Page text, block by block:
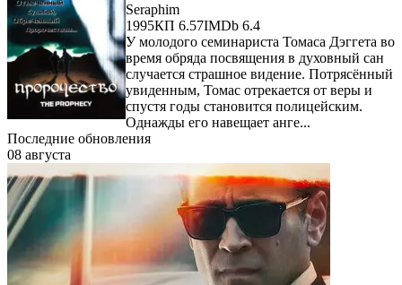
Seraphim
1995КП 6.57IMDb 6.4
У молодого семинариста Томаса Дэггета во
время обряда посвящения в духовный сан
случается страшное видение. Потрясённый
увиденным, Томас отрекается от веры и
спустя годы становится полицейским.
Однажды его навещает анге...
Последние обновления
08 августа